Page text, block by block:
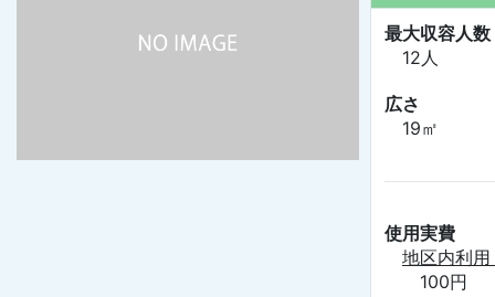
最大収容人数
12人
広さ
19㎡
使用実費
地区内利
100円